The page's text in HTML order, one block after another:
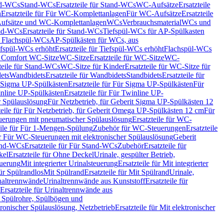
WCsStand-WCsErsatzteile für Stand-WCsWC-AufsätzeErsatzteile
Ersatzteile für Für WC-KomplettanlagenFür WC-AufsätzeErsatzteile
und WC-KomplettanlagenWCsVerbrauchsmaterialWCs und
WCsErsatzteile für Stand-WCsTiefspül-WCs für AP-Spülkasten
WCsAP-Spülkästen für WCs, aus
WCs erhöhtErsatzteile für Tiefspül-WCs erhöhtFlachspül-WCs
WC-SitzeWC-SitzeErsatzteile für WC-SitzeWC-
für Stand-WCsWC-Sitze für KinderErsatzteile für WC-Sitze für
WandbidetsErsatzteile für WandbidetsStandbidetsErsatzteile für
UP-SpülkästenErsatzteile für Für Sigma UP-SpülkästenFür
UP-SpülkästenErsatzteile für Für Twinline UP-
Für Netzbetrieb, für Geberit Sigma UP-Spülkästen 12
für Für Netzbetrieb, für Geberit Omega UP-Spülkästen 12 cmFür
mit pneumatischer SpülauslösungErsatzteile für WC-
für Für 1-Mengen-SpülungZubehör für WC-SteuerungenErsatzteile
Für WC-Steuerungen mit elektronischer SpülauslösungGeberit
WCsErsatzteile für Für Stand-WCsZubehörErsatzteile für
Ersatzteile für Ohne DeckelUrinale, gespülter Betrieb,
Mit integrierter UrinalsteuerungErsatzteile für Mit integrierter
SpülrandlosMit SpülrandErsatzteile für Mit SpülrandUrinale,
Urinaltrennwände aus KunststoffErsatzteile für
Ersatzteile für Urinaltrennwände aus
Spülbögen und
Spülauslösung, NetzbetriebErsatzteile für Mit elektronischer